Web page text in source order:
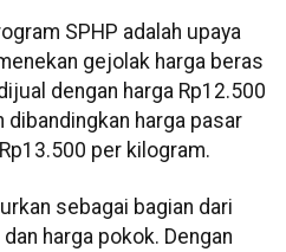
SPHP adalah upaya
gejolak harga beras
dengan harga Rp12.500
dibandingkan harga pasar
per kilogram.
sebagai bagian dari
harga pokok. Dengan